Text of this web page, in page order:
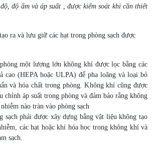
độ ẩm và áp suất , được kiểm soát khi cần thiết
ra và lưu giữ các hạt trong phòng sạch được
một lượng lớn không khí được lọc bằng các
cao (HEPA hoặc ULPA) để pha loãng và loại bỏ
và hóa chất trong phòng. Không khí cũng được
chỉnh áp suất trong phòng và đảm bảo rằng không
nào tràn vào phòng sạch
sạch phải được xây dựng bằng vật liệu không tạo
các hạt hoặc khí hóa học trong không khí và
sạch.